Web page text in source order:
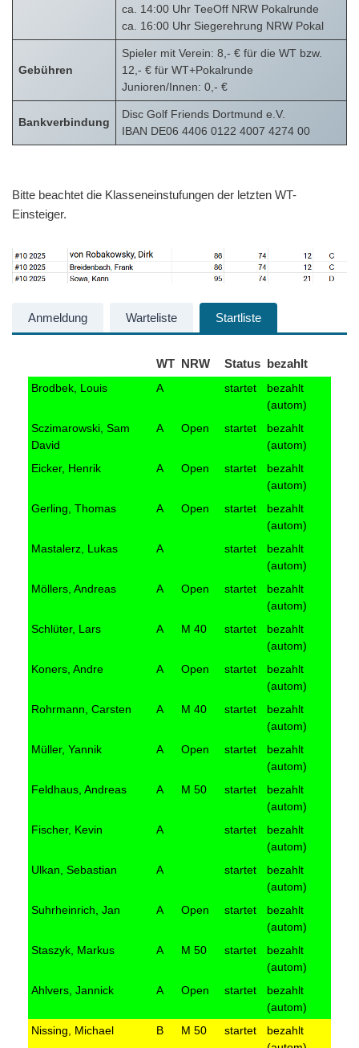
ca. 14:00 Uhr TeeOff NRW Pokalrunde
ca. 16:00 Uhr Siegerehrung NRW Pokal
Gebühren
Spieler mit Verein: 8,- € für die WT bzw.
12,- € für WT+Pokalrunde
Junioren/Innen: 0,- €
Bankverbindung
Disc Golf Friends Dortmund e.V.
IBAN DE06 4406 0122 4007 4274 00
Bitte beachtet die Klasseneinstufungen der letzten WT-
Einsteiger.
Anmeldung Warteliste Startliste
WT NRW Status bezahlt
Brodbek, Louis A startet
bezahlt
(autom)
Sczimarowski, Sam
David
A Open startet
bezahlt
(autom)
Eicker, Henrik
A Open startet
bezahlt
(autom)
Gerling, Thomas
A Open startet
bezahlt
(autom)
Mastalerz, Lukas
A startet
bezahlt
(autom)
Möllers, Andreas
A Open startet
bezahlt
(autom)
Schlüter, Lars
A M 40 startet
bezahlt
(autom)
Koners, Andre
A Open startet
bezahlt
(autom)
Rohrmann, Carsten
A M 40 startet
bezahlt
(autom)
Müller, Yannik
A Open startet
bezahlt
(autom)
Feldhaus, Andreas
A M 50 startet
bezahlt
(autom)
Fischer, Kevin
A startet
bezahlt
(autom)
Ulkan, Sebastian
A startet
bezahlt
(autom)
Suhrheinrich, Jan
A Open startet
bezahlt
(autom)
Staszyk, Markus
A M 50 startet
bezahlt
(autom)
Ahlvers, Jannick
A Open startet
bezahlt
(autom)
Nissing, Michael
B M 50 startet
bezahlt